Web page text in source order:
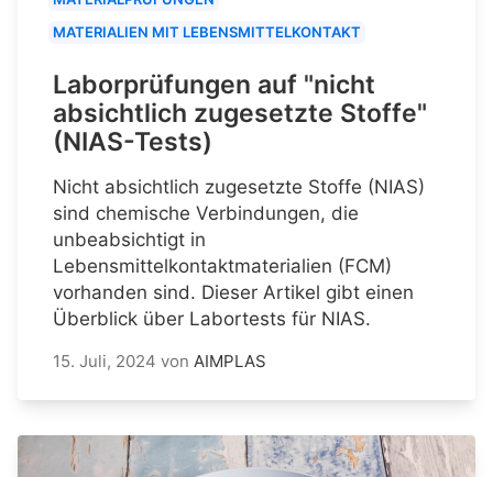
MATERIALIEN MIT LEBENSMITTELKONTAKT
Laborprüfungen auf "nicht
absichtlich zugesetzte Stoffe"
(NIAS-Tests)
Nicht absichtlich zugesetzte Stoffe (NIAS)
sind chemische Verbindungen, die
unbeabsichtigt in
Lebensmittelkontaktmaterialien (FCM)
vorhanden sind. Dieser Artikel gibt einen
Überblick über Labortests für NIAS.
15. Juli, 2024 von AIMPLAS